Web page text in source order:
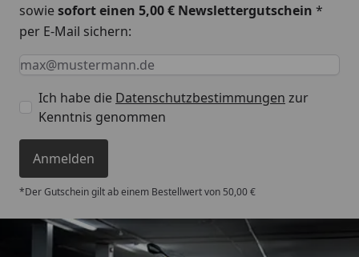
sowiesofort einen 5,00 € Newslettergutschein *
per E-Mail sichern:
Keine Eingabe erforderlich
Eingabe erforderlich
E-Mail *
Ich habe die Datenschutzbestimmungen zur
Kenntnis genommen
Anmelden
*Der Gutschein gilt ab einem Bestellwert von 50,00 €